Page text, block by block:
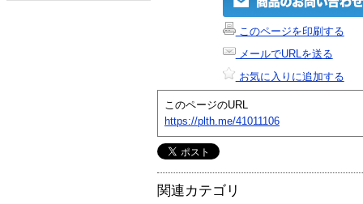
このページを印刷する
メールでURLを送る
お気に入りに追加する
このページのURL
https://plth.me/41011106
関連カテゴリ